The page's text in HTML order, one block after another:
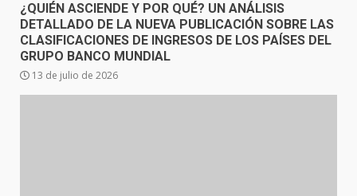
¿QUIÉN ASCIENDE Y POR QUÉ? UN ANÁLISIS
DETALLADO DE LA NUEVA PUBLICACIÓN SOBRE LAS
CLASIFICACIONES DE INGRESOS DE LOS PAÍSES DEL
GRUPO BANCO MUNDIAL
13 de julio de 2026